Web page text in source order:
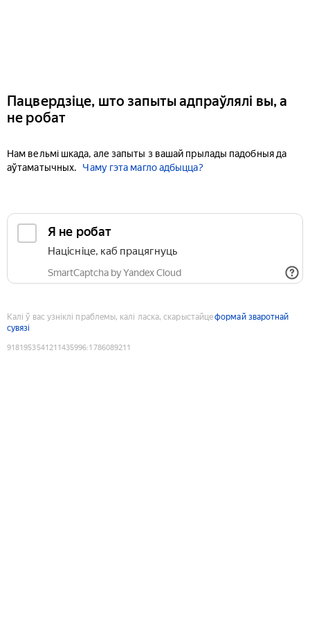
Пацвердзіце, што запыты адпраўлялі вы, а
не робат
Нам вельмі шкада, але запыты з вашай прылады падобныя да
аўтаматычных.
Чаму гэта магло адбыцца?
Я не робат
Націсніце, каб працягнуць
SmartCaptcha by Yandex Cloud
Калі ў вас узніклі праблемы, калі ласка, скарыстайцеформай зваротнай
сувязі
9181953541211435996:1786089211